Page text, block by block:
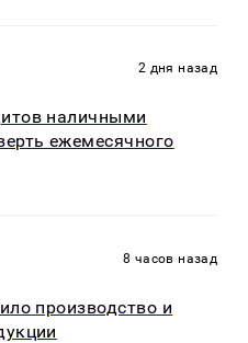
2 дня назад
наличными
ежемесячного
8 часов назад
производство и